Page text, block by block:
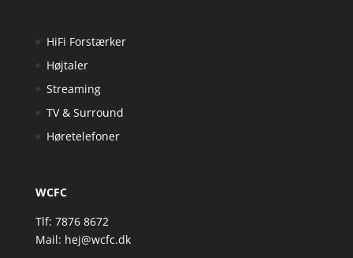
HiFi Forstærker
Højtaler
Streaming
TV & Surround
Høretelefoner
WCFC
Tlf: 7876 8672
Mail: hej@wcfc.dk